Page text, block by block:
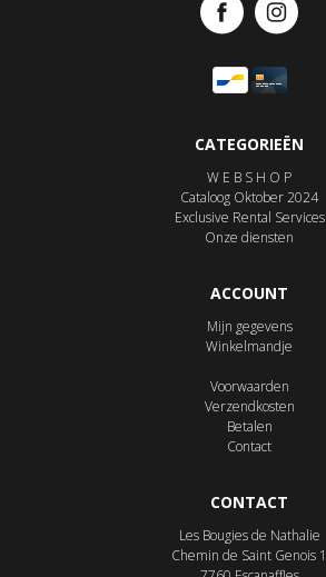
CATEGORIEËN
W E B S H O P
Cataloog Oktober 2024
Exclusive Rental Services
Onze diensten
ACCOUNT
Mijn gegevens
Winkelmandje
Voorwaarden
Verzendkosten
Betalen
Contact
CONTACT
Les Bougies de Nathalie
Chemin de Saint Genois 1